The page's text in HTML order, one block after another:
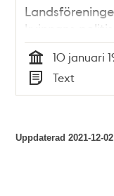
kvinnans
rösträtt
Tid
10 januari
Typ
Text
Uppdaterad2021-12-02